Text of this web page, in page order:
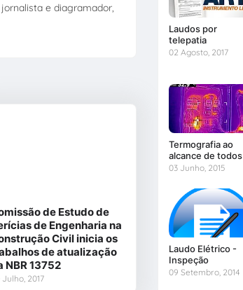
e diagramador,
de Estudo de
de Engenharia na
Civil inicia os
de atualização
NBR 13752
Julho, 2017
Laudos por
telepatia
02 Agosto, 2017
Termografia ao
alcance de todos
03 Junho, 2015
Laudo Elétrico -
Inspeção
09 Setembro, 2014